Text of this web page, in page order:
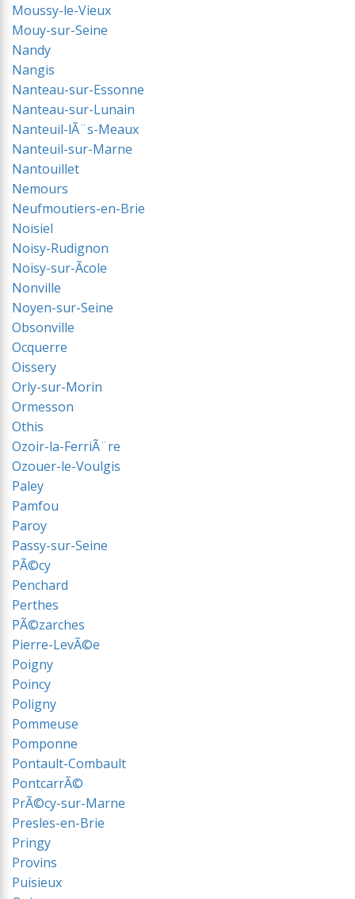
Moussy-le-Vieux
Mouy-sur-Seine
Nandy
Nangis
Nanteau-sur-Essonne
Nanteau-sur-Lunain
Nanteuil-lÃ¨s-Meaux
Nanteuil-sur-Marne
Nantouillet
Nemours
Neufmoutiers-en-Brie
Noisiel
Noisy-Rudignon
Noisy-sur-Ãcole
Nonville
Noyen-sur-Seine
Obsonville
Ocquerre
Oissery
Orly-sur-Morin
Ormesson
Othis
Ozoir-la-FerriÃ¨re
Ozouer-le-Voulgis
Paley
Pamfou
Paroy
Passy-sur-Seine
PÃ©cy
Penchard
Perthes
PÃ©zarches
Pierre-LevÃ©e
Poigny
Poincy
Poligny
Pommeuse
Pomponne
Pontault-Combault
PontcarrÃ©
PrÃ©cy-sur-Marne
Presles-en-Brie
Pringy
Provins
Puisieux